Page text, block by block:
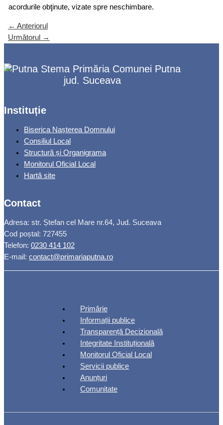
acordurile obţinute, vizate spre neschimbare.
← Anteriorul
Următorul
→
Primăria Comunei Putna
jud. Suceava
Instituție
Biserica Nașterea Domnului
Consiliul Local
Structură și Organigrama
Monitorul Oficial Local
Hartă site
Contact
Adresa: str. Ștefan cel Mare nr.64, Jud. Suceava
Cod poștal: 727455
Telefon: 0230 414 102
E-mail: contact@primariaputna.ro
Primărie
Informații publice
Transparență Decizională
Integritate Instituțională
Monitorul Oficial Local
Servicii publice
Anunțuri
Comunitate